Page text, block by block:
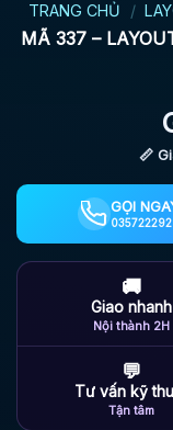
TRANG CHỦ /
MÃ 337 –
📏
GỌI
🚚
Giao nhanh
Nội thành 2H
💬
Tư vấn kỹ
Tận tâm